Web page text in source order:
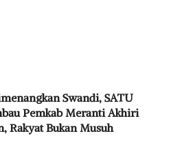
Swandi, SATU
Pemkab Meranti Akhiri
Rakyat Bukan Musuh